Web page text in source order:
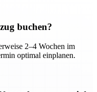
buchen?
2–4 Wochen im
optimal einplanen.